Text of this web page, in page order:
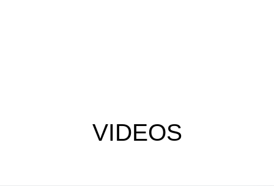
VIDEOS